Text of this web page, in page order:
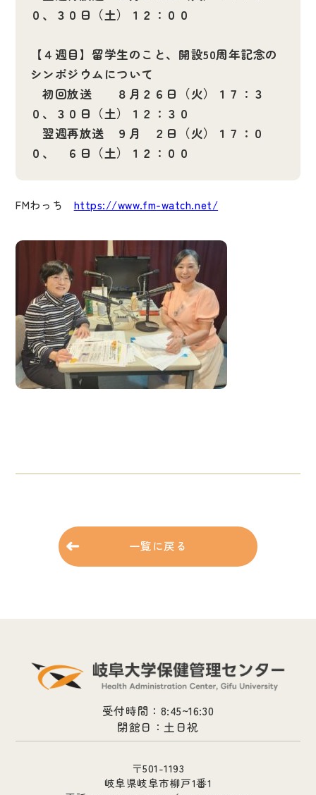
０、３０日（土）１２：００
【４週目】留学生のこと、開設50周年記念の
シンポジウムについて
初回放送 ８月２６日（火）１７：３
０、３０日（土）１２：３０
翌週再放送 ９月 ２日（火）１７：０
０、 ６日（土）１２：００
FMわっち https://www.fm-watch.net/
一覧に戻る
受付時間：8:45~16:30
閉館日：土日祝
〒501-1193
岐阜県岐阜市柳戸1番1